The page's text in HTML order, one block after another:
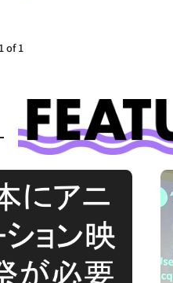
of 1